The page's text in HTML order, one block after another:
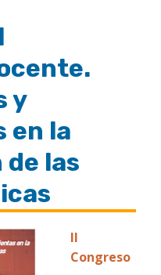
y
en la
las
II
Congreso